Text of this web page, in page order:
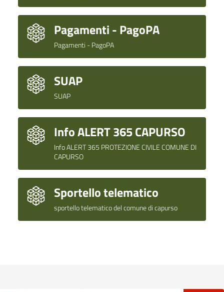
Pagamenti - PagoPA
Pagamenti - PagoPA
SUAP
SUAP
Info ALERT 365 CAPURSO
Info ALERT 365 PROTEZIONE CIVILE COMUNE DI
CAPURSO
Sportello telematico
sportello telematico del comune di capurso